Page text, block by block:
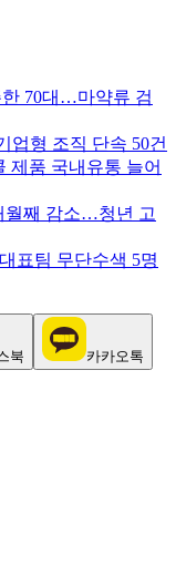
한 70대…마약류 검
형 조직 단속 50건
제품 국내유통 늘어
월째 감소…청년 고
표팀 무단수색 5명
북 카카오톡